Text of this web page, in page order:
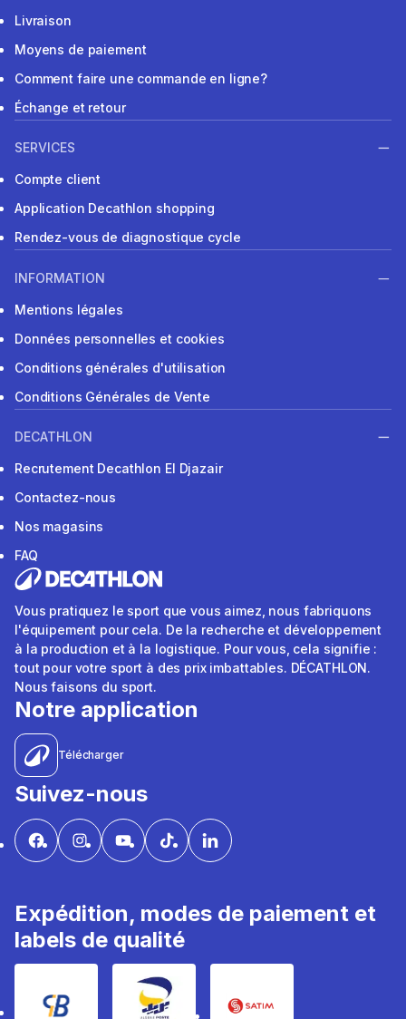
Livraison
Moyens de paiement
Comment faire une commande en ligne?
Échange et retour
SERVICES
Compte client
Application Decathlon shopping
Rendez-vous de diagnostique cycle
INFORMATION
Mentions légales
Données personnelles et cookies
Conditions générales d'utilisation
Conditions Générales de Vente
DECATHLON
Recrutement Decathlon El Djazair
Contactez-nous
Nos magasins
FAQ
Vous pratiquez le sport que vous aimez, nous fabriquons
l'équipement pour cela. De la recherche et développement
à la production et à la logistique. Pour vous, cela signifie :
tout pour votre sport à des prix imbattables. DÉCATHLON.
Nous faisons du sport.
Notre application
Télécharger
Suivez-nous
Expédition, modes de paiement et
labels de qualité